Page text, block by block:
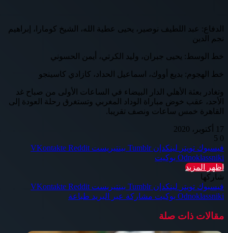
الدفاع: عبد اللطيف نوصير، يحيى عطية الله، الشيخ كومارا، إبراهيم
نجم الدين
خط الوسط: يحيى جبران، وليد الكرتي، أيمن الحسوني
خط الهجوم: بديع أووك، اسماعيل الحداد، كازادي كاسينجو
وتغادر بعثة الأهلي الدار البيضاء في الساعات الأولى من صباح غد
الأحد، عقب خوض مباراة الوداد المغربي وتستغرق رحلة العودة إلى
القاهرة خمس ساعات ونصف تقريبا.
17 أكتوبر، 2020
0
فيسبوك تويتر لينكدإن بينتيريست
Odnoklassniki بوكيت
اظهر المزيد
شاركها
فيسبوك تويتر لينكدإن بينتيريست
Odnoklassniki بوكيت مشاركة عبر البريد طباعة
مقالات ذات صلة